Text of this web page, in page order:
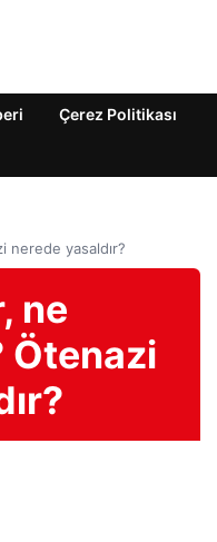
Çerez Politikası
nerede yasaldır?
ne
Ötenazi